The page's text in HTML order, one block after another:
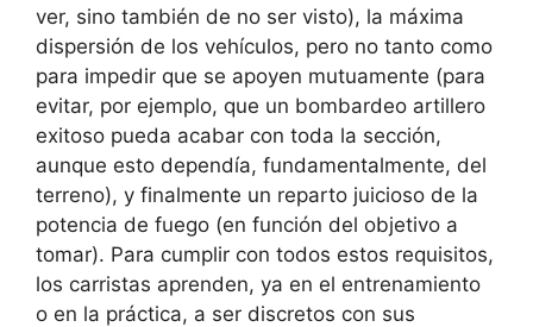
ver, sino también de no ser visto), la máxima
dispersión de los vehículos, pero no tanto como
para impedir que se apoyen mutuamente (para
evitar, por ejemplo, que un bombardeo artillero
exitoso pueda acabar con toda la sección,
aunque esto dependía, fundamentalmente, del
terreno), y finalmente un reparto juicioso de la
potencia de fuego (en función del objetivo a
tomar). Para cumplir con todos estos requisitos,
los carristas aprenden, ya en el entrenamiento
o en la práctica, a ser discretos con sus